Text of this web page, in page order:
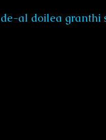
al doilea granthi